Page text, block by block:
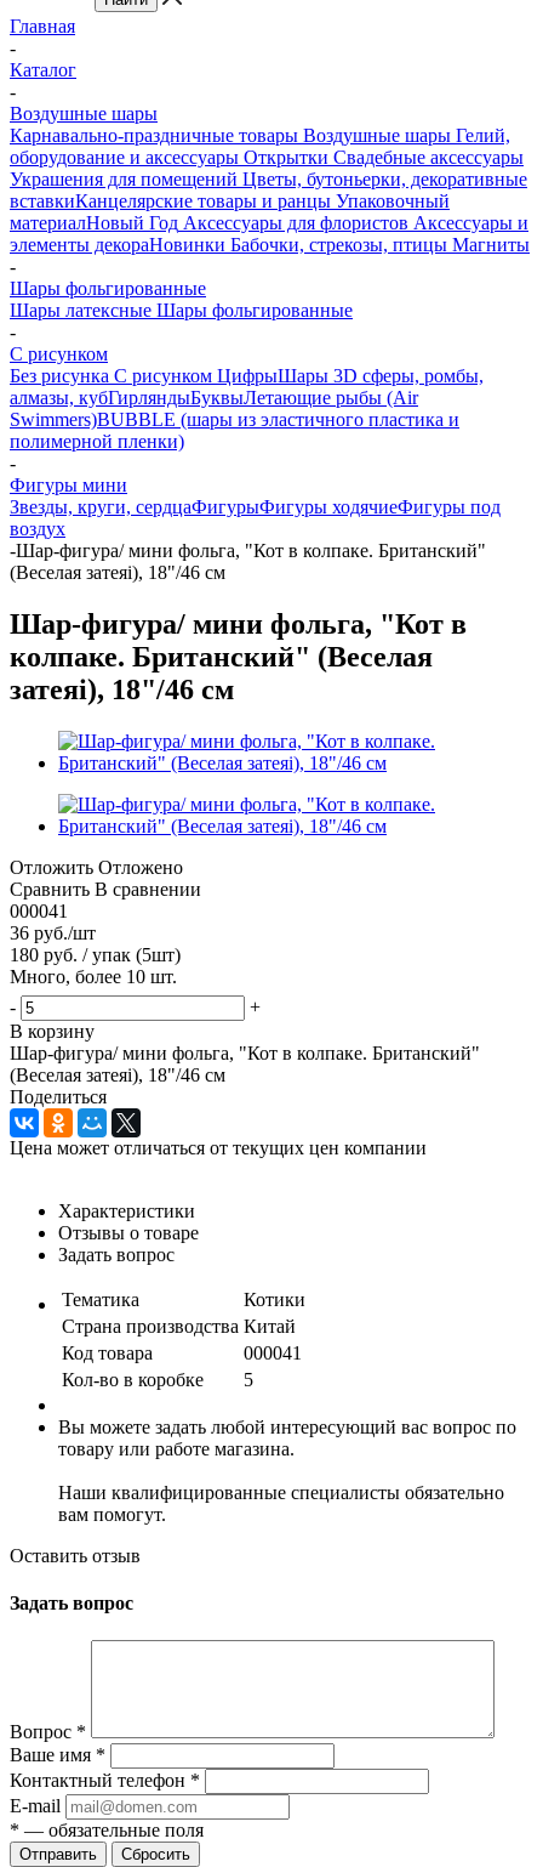
Главная
-
Каталог
-
Воздушные шары
Карнавально-праздничные товары Воздушные шары Гелий,
оборудование и аксессуары Открытки Свадебные аксессуары
Украшения для помещений Цветы, бутоньерки, декоративные
вставкиКанцелярские товары и ранцы Упаковочный
материалНовый Год Аксессуары для флористов Аксессуары и
элементы декораНовинки Бабочки, стрекозы, птицы Магниты
-
Шары фольгированные
Шары латексные Шары фольгированные
-
С рисунком
Без рисунка С рисунком ЦифрыШары 3D сферы, ромбы,
алмазы, кубГирляндыБуквыЛетающие рыбы (Air
Swimmers)BUBBLE (шары из эластичного пластика и
полимерной пленки)
-
Фигуры мини
Звезды, круги, сердцаФигурыФигуры ходячиеФигуры под
воздух
-Шар-фигура/ мини фольга, "Кот в колпаке. Британский"
(Веселая затеяi), 18"/46 см
Шар-фигура/ мини фольга, "Кот в
колпаке. Британский" (Веселая
затеяi), 18"/46 см
Отложить Отложено
Сравнить В сравнении
000041
36 руб./шт
180 руб. / упак (5шт)
Много, более 10 шт.
-
+
В корзину
Шар-фигура/ мини фольга, "Кот в колпаке. Британский"
(Веселая затеяi), 18"/46 см
Поделиться
Цена может отличаться от текущих цен компании
Характеристики
Отзывы о товаре
Задать вопрос
Тематика
Котики
Страна производства Китай
Код товара
000041
Кол-во в коробке
5
Вы можете задать любой интересующий вас вопрос по
товару или работе магазина.
Наши квалифицированные специалисты обязательно
вам помогут.
Оставить отзыв
Задать вопрос
Вопрос *
Ваше имя *
Контактный телефон *
E-mail
* — обязательные поля
Сбросить